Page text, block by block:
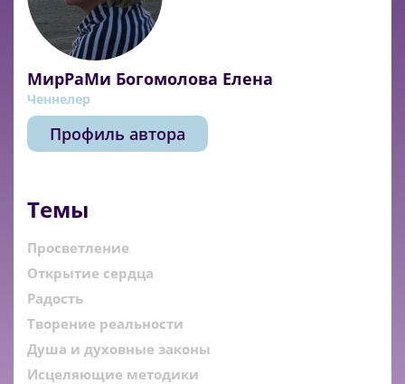
МирРаМи Богомолова Елена
Ченнелер
Профиль автора
Темы
Просветление
Открытие сердца
Радость
Творение реальности
Душа и духовные законы
Исцеляющие методики